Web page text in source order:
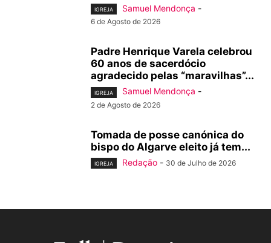
IGREJA Samuel Mendonça -
6 de Agosto de 2026
Padre Henrique Varela celebrou
60 anos de sacerdócio
agradecido pelas “maravilhas”...
IGREJA Samuel Mendonça -
2 de Agosto de 2026
Tomada de posse canónica do
bispo do Algarve eleito já tem...
IGREJA Redação - 30 de Julho de 2026